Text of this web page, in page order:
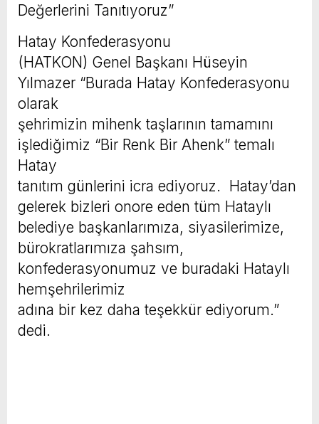
Değerlerini Tanıtıyoruz”
Hatay Konfederasyonu
(HATKON) Genel Başkanı Hüseyin
Yılmazer “Burada Hatay Konfederasyonu
olarak
şehrimizin mihenk taşlarının tamamını
işlediğimiz “Bir Renk Bir Ahenk” temalı
Hatay
tanıtım günlerini icra ediyoruz. Hatay’dan
gelerek bizleri onore eden tüm Hataylı
belediye başkanlarımıza, siyasilerimize,
bürokratlarımıza şahsım,
konfederasyonumuz ve buradaki Hataylı
hemşehrilerimiz
adına bir kez daha teşekkür ediyorum.”
dedi.